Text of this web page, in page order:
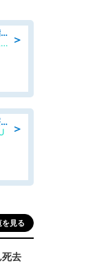
＞
自動車製品の機械加工・部品運搬/寮完備/日払い/工場・製造
UTエージェント株式会社AGT西日本第二CU
＞
金属製品の機械オペレーション・加工/寮完備/日払い/工場・製造
を見る
死去